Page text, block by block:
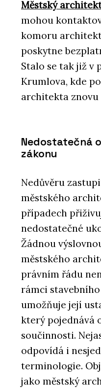
Městský
mohou
komoru
poskytne
Stalo se tak již v
Krumlova, kde
architekta znovu
Nedostatečná
zákonu
Nedůvěru
městského
případech
nedostatečné
Žádnou
městského
právním řádu
rámci
umožňuje její
který pojednává
součinnosti.
odpovídá i
terminologie.
jako městský